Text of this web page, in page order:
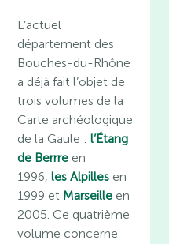
L’actuel
département des
Bouches-du-Rhône
a déjà fait l’objet de
trois volumes de la
Carte archéologique
de la Gaule :l’Étang
de Berrre en
1996,les Alpilles en
1999 et Marseille en
2005. Ce quatrième
volume concerne